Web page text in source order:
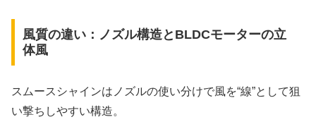
風質の違い：ノズル構造とBLDCモーターの立
体風
スムースシャインはノズルの使い分けで風を“線”として狙
い撃ちしやすい構造。